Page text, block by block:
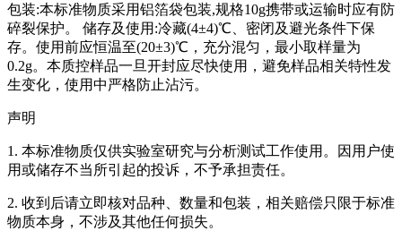
包装:本标准物质采用铝箔袋包装,规格10g携带或运输时应有防
碎裂保护。 储存及使用:冷藏(4±4)℃、密闭及避光条件下保
存。使用前应恒温至(20±3)℃，充分混匀，最小取样量为
0.2g。本质控样品一旦开封应尽快使用，避免样品相关特性发
生变化，使用中严格防止沾污。
声明
1. 本标准物质仅供实验室研究与分析测试工作使用。因用户使
用或储存不当所引起的投诉，不予承担责任。
2. 收到后请立即核对品种、数量和包装，相关赔偿只限于标准
物质本身，不涉及其他任何损失。